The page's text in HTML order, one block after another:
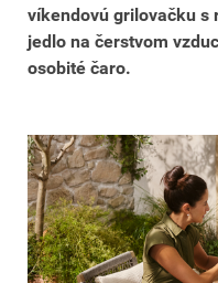
víkendovú grilovačku s
jedlo na čerstvom
osobité čaro.